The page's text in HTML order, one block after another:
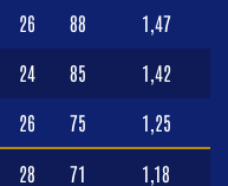
26 88 1,47
24 85 1,42
26 75 1,25
28 71 1,18